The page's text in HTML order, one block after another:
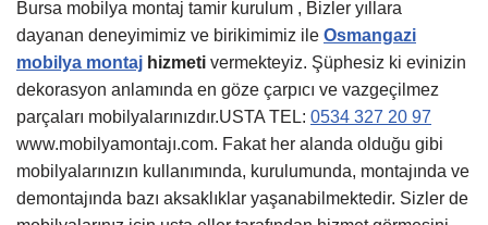
Bursa mobilya montaj tamir kurulum , Bizler yıllara
dayanan deneyimimiz ve birikimimiz ile Osmangazi
mobilya montaj hizmeti vermekteyiz. Şüphesiz ki evinizin
dekorasyon anlamında en göze çarpıcı ve vazgeçilmez
parçaları mobilyalarınızdır.USTA TEL: 0534 327 20 97
www.mobilyamontajı.com. Fakat her alanda olduğu gibi
mobilyalarınızın kullanımında, kurulumunda, montajında ve
demontajında bazı aksaklıklar yaşanabilmektedir. Sizler de